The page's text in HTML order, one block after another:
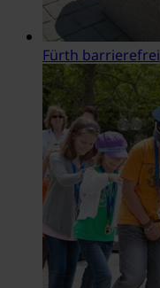
Fürth barrierefrei